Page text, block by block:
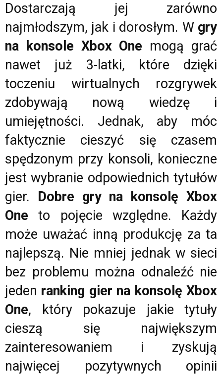
Dostarczają jej zarówno
najmłodszym, jak i dorosłym. W gry
na konsole Xbox One mogą grać
nawet już 3-latki, które dzięki
toczeniu wirtualnych rozgrywek
zdobywają nową wiedzę i
umiejętności. Jednak, aby móc
faktycznie cieszyć się czasem
spędzonym przy konsoli, konieczne
jest wybranie odpowiednich tytułów
gier. Dobre gry na konsolę Xbox
One to pojęcie względne. Każdy
może uważać inną produkcję za ta
najlepszą. Nie mniej jednak w sieci
bez problemu można odnaleźć nie
jeden ranking gier na konsolę Xbox
One, który pokazuje jakie tytuły
cieszą się największym
zainteresowaniem i zyskują
najwięcej pozytywnych opinii